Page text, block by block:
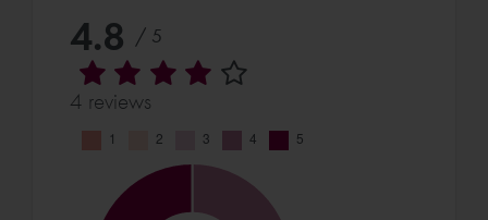
4.8 / 5
4 reviews